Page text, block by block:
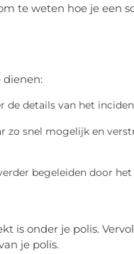
te weten hoe je een
dienen:
de details van het
zo snel mogelijk en
begeleiden door
is onder je polis.
je polis.